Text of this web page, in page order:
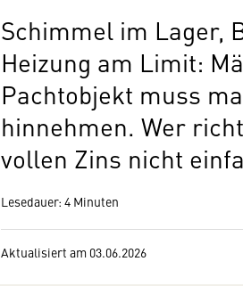
Schimmel im Lager,
Heizung am Limit:
Pachtobjekt muss
hinnehmen. Wer
vollen Zins nicht
Lesedauer: 4 Minuten
Aktualisiert am 03.06.2026